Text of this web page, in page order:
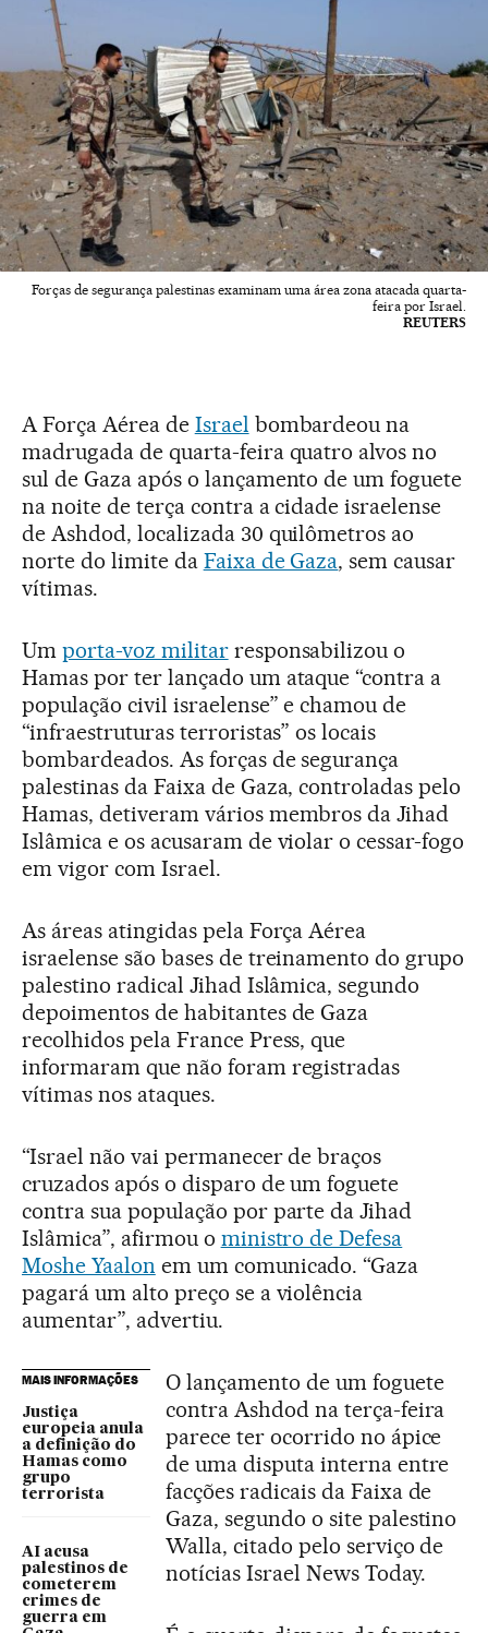
Forças de segurança palestinas examinam uma área zona atacada quarta-
feira por Israel.
REUTERS
A Força Aérea de Israel bombardeou na
madrugada de quarta-feira quatro alvos no
sul de Gaza após o lançamento de um foguete
na noite de terça contra a cidade israelense
de Ashdod, localizada 30 quilômetros ao
norte do limite da Faixa de Gaza, sem causar
vítimas.
Um porta-voz militarresponsabilizou o
Hamas por ter lançado um ataque “contra a
população civil israelense” e chamou de
“infraestruturas terroristas” os locais
bombardeados. As forças de segurança
palestinas da Faixa de Gaza, controladas pelo
Hamas, detiveram vários membros da Jihad
Islâmica e os acusaram de violar o cessar-fogo
em vigor com Israel.
As áreas atingidas pela Força Aérea
israelense são bases de treinamento do grupo
palestino radical Jihad Islâmica, segundo
depoimentos de habitantes de Gaza
recolhidos pela France Press, que
informaram que não foram registradas
vítimas nos ataques.
“Israel não vai permanecer de braços
cruzados após o disparo de um foguete
contra sua população por parte da Jihad
Islâmica”, afirmou o ministro de Defesa
Moshe Yaalon em um comunicado. “Gaza
pagará um alto preço se a violência
aumentar”, advertiu.
MAIS INFORMAÇÕES
Justiça
europeia anula
a definição do
Hamas como
grupo
terrorista
AI acusa
palestinos de
cometerem
crimes de
guerra em
O lançamento de um foguete
contra Ashdod na terça-feira
parece ter ocorrido no ápice
de uma disputa interna entre
facções radicais da Faixa de
Gaza, segundo o site palestino
Walla, citado pelo serviço de
notícias Israel News Today.